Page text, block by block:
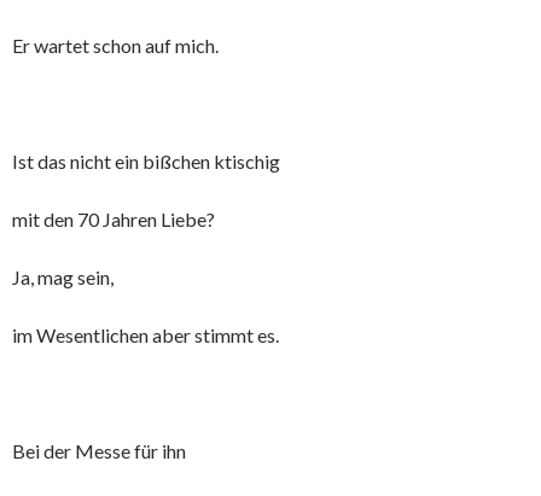
Er wartet schon auf mich.
Ist das nicht ein bißchen ktischig
mit den 70 Jahren Liebe?
Ja, mag sein,
im Wesentlichen aber stimmt es.
Bei der Messe für ihn